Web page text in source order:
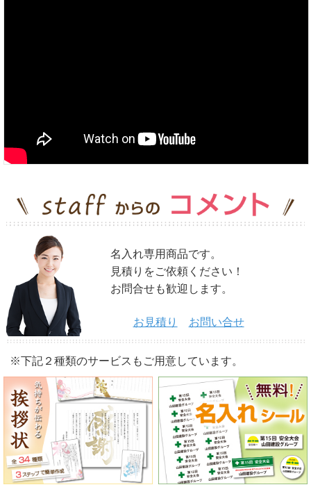
名入れ専用商品です。
見積りをご依頼ください！
お問合せも歓迎します。
お見積り お問い合せ
※下記２種類のサービスもご用意しています。